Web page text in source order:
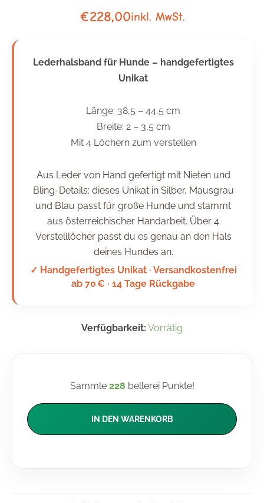
€228,00inkl. MwSt.
Lederhalsband für Hunde – handgefertigtes
Unikat
Länge: 38,5 – 44,5 cm
Breite: 2 – 3,5 cm
Mit 4 Löchern zum verstellen
Aus Leder von Hand gefertigt mit Nieten und
Bling-Details: dieses Unikat in Silber, Mausgrau
und Blau passt für große Hunde und stammt
aus österreichischer Handarbeit. Über 4
Verstelllöcher passt du es genau an den Hals
deines Hundes an.
✓ Handgefertigtes Unikat · Versandkostenfrei
ab 70 € · 14 Tage Rückgabe
Verfügbarkeit: Vorrätig
Sammle 228 bellerei Punkte!
IN DEN WARENKORB